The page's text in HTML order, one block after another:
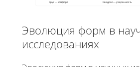
Круг — комфорт Квадрат — уверенность
Эволюция форм в
исследованиях